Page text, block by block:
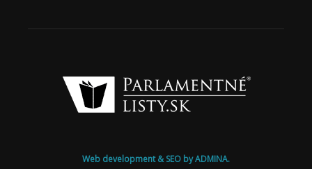
Web development & SEO by ADMINA.